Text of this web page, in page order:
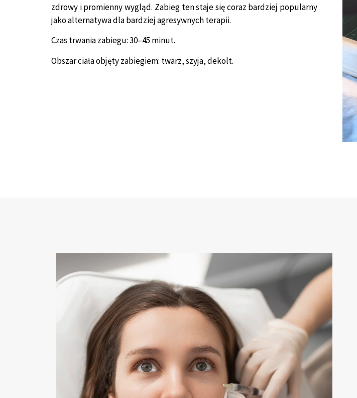
zdrowy i promienny wygląd. Zabieg ten staje się coraz bardziej popularny
jako alternatywa dla bardziej agresywnych terapii.
Czas trwania zabiegu: 30–45 minut.
Obszar ciała objęty zabiegiem: twarz, szyja, dekolt.